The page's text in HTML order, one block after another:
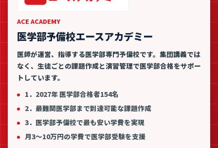
ACE ACADEMY
医学部予備校エースアカデミー
医師が運営、指導する医学部専門予備校です。集団講義では
なく、生徒ごとの課題作成と演習管理で医学部合格をサポー
トしています。
1．2027年 医学部合格者154名
2．最難関医学部まで到達可能な課題作成
3．医学部予備校で最も安い学費を実現
月3〜10万円の学費で医学部受験を支援